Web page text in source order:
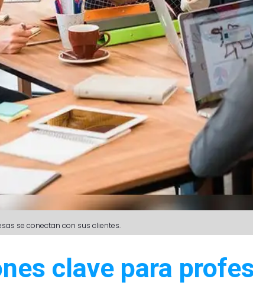
se conectan con sus clientes.
clave para